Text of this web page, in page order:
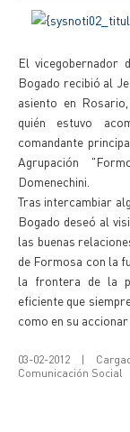
El vicegobernador
Bogado recibió al
asiento en
quién estuvo
comandante
Agrupación
Domenechini.
Tras intercambiar
Bogado deseó al
las buenas
de Formosa con la
la frontera de la
eficiente que
como en su accionar
03-02-2012 |
Comunicación Social